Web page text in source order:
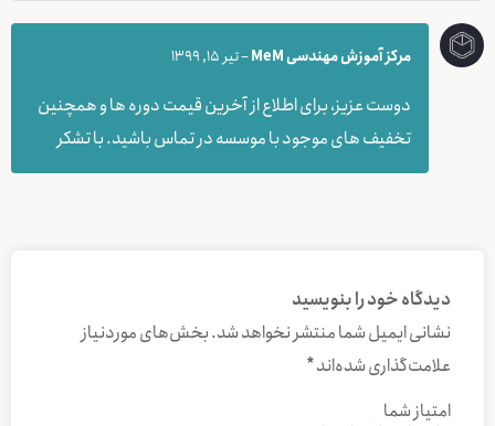
مرکز آموزش مهندسی MeM –تیر 15, 1399
دوست عزیز، برای اطلاع از آخرین قیمت دوره ها و همچنین
تخفیف های موجود با موسسه در تماس باشید. با تشکر
دیدگاه خود را بنویسید
نشانی ایمیل شما منتشر نخواهد شد.بخش‌های موردنیاز
علامت‌گذاری شده‌اند*
امتیاز شما